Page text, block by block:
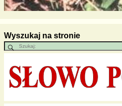
Wyszukaj na stronie